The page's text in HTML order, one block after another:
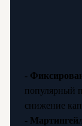
-
популярный
снижение
-